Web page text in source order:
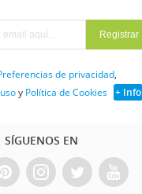
de privacidad,
y Política de Cookies + Info
SÍGUENOS EN